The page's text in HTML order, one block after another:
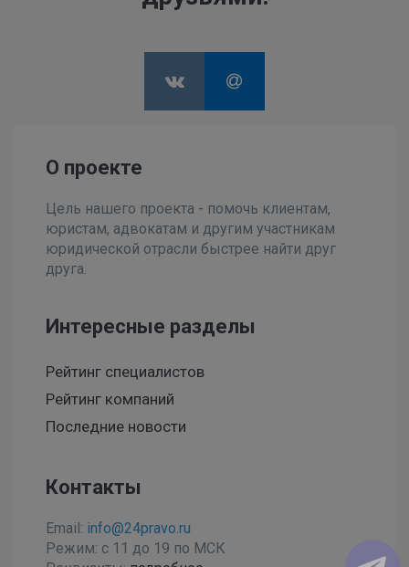
О проекте
Цель нашего проекта - помочь клиентам,
юристам, адвокатам и другим участникам
юридической отрасли быстрее найти друг
друга.
Интересные разделы
Рейтинг специалистов
Рейтинг компаний
Последние новости
Контакты
Email: info@24pravo.ru
Режим: с 11 до 19 по МСК